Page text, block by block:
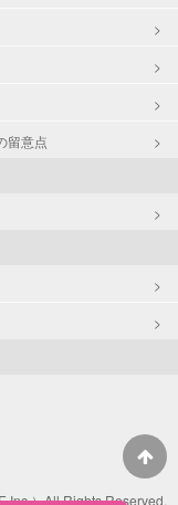
留意点
Inc.）All Rights Reserved.